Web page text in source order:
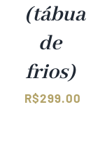
(tábua
de
frios)
R$299.00